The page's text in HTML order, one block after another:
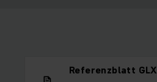
Referenzblatt GLX